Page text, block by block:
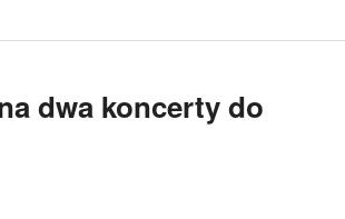
dwa koncerty do